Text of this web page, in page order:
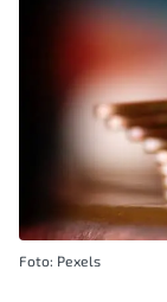
Foto: Pexels